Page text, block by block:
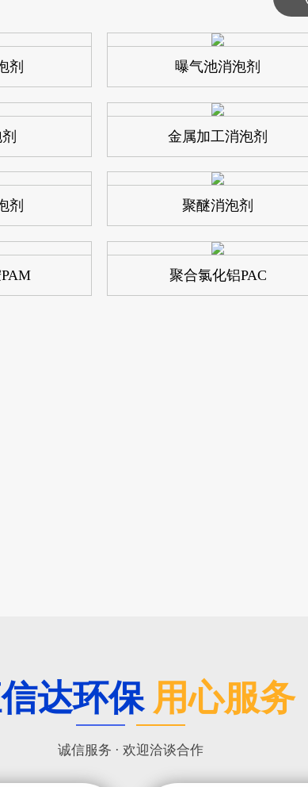
剂 曝气池消泡剂
金属加工消泡剂
剂 聚醚消泡剂
聚合氯化铝PAC
达环保 用心服务
诚信服务 · 欢迎洽谈合作